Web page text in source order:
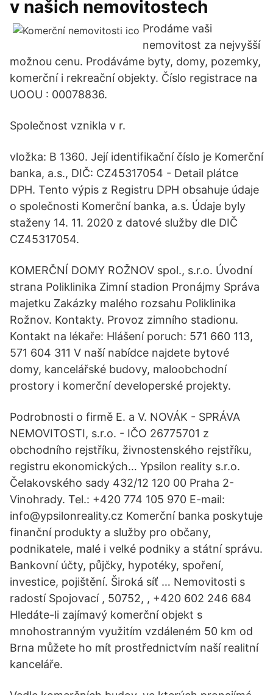
v našich nemovitostech
Prodáme vaši
nemovitost za nejvyšší
možnou cenu. Prodáváme byty, domy, pozemky,
komerční i rekreační objekty. Číslo registrace na
UOOU : 00078836.
Společnost vznikla v r.
vložka: B 1360. Její identifikační číslo je Komerční
banka, a.s., DIČ: CZ45317054 - Detail plátce
DPH. Tento výpis z Registru DPH obsahuje údaje
o společnosti Komerční banka, a.s. Údaje byly
staženy 14. 11. 2020 z datové služby dle DIČ
CZ45317054.
KOMERČNÍ DOMY ROŽNOV spol., s.r.o. Úvodní
strana Poliklinika Zimní stadion Pronájmy Správa
majetku Zakázky malého rozsahu Poliklinika
Rožnov. Kontakty. Provoz zimního stadionu.
Kontakt na lékaře: Hlášení poruch: 571 660 113,
571 604 311 V naší nabídce najdete bytové
domy, kancelářské budovy, maloobchodní
prostory i komerční developerské projekty.
Podrobnosti o firmě E. a V. NOVÁK - SPRÁVA
NEMOVITOSTI, s.r.o. - IČO 26775701 z
obchodního rejstříku, živnostenského rejstříku,
registru ekonomických… Ypsilon reality s.r.o.
Čelakovského sady 432/12 120 00 Praha 2-
Vinohrady. Tel.: +420 774 105 970 E-mail:
info@ypsilonreality.cz Komerční banka poskytuje
finanční produkty a služby pro občany,
podnikatele, malé i velké podniky a státní správu.
Bankovní účty, půjčky, hypotéky, spoření,
investice, pojištění. Široká síť … Nemovitosti s
radostí Spojovací , 50752, , +420 602 246 684
Hledáte-li zajímavý komerční objekt s
mnohostranným využitím vzdáleném 50 km od
Brna můžete ho mít prostřednictvím naší realitní
kanceláře.